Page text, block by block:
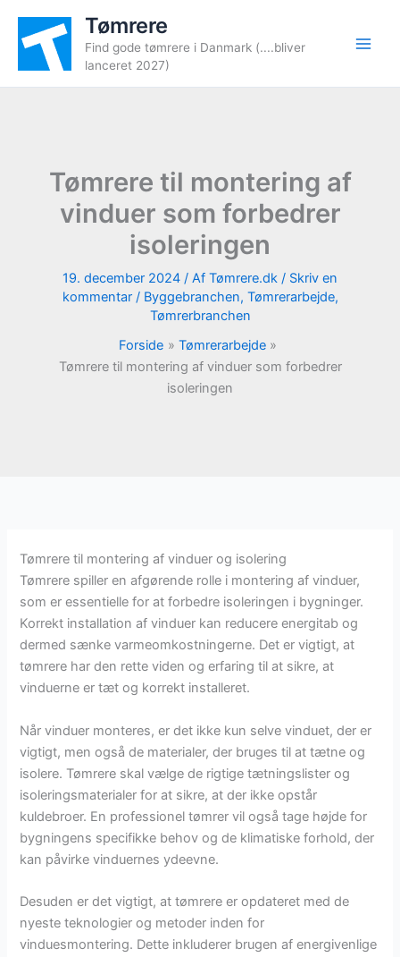
indholdet
Tømrere
Find gode tømrere i Danmark (....bliver
lanceret 2027)
Tømrere til montering af
vinduer som forbedrer
isoleringen
19. december 2024 / Af Tømrere.dk / Skriv en
kommentar / Byggebranchen, Tømrerarbejde,
Tømrerbranchen
Forside
Tømrerarbejde
Tømrere til montering af vinduer som forbedrer
isoleringen
Tømrere til montering af vinduer og isolering
Tømrere spiller en afgørende rolle i montering af vinduer,
som er essentielle for at forbedre isoleringen i bygninger.
Korrekt installation af vinduer kan reducere energitab og
dermed sænke varmeomkostningerne. Det er vigtigt, at
tømrere har den rette viden og erfaring til at sikre, at
vinduerne er tæt og korrekt installeret.
Når vinduer monteres, er det ikke kun selve vinduet, der er
vigtigt, men også de materialer, der bruges til at tætne og
isolere. Tømrere skal vælge de rigtige tætningslister og
isoleringsmaterialer for at sikre, at der ikke opstår
kuldebroer. En professionel tømrer vil også tage højde for
bygningens specifikke behov og de klimatiske forhold, der
kan påvirke vinduernes ydeevne.
Desuden er det vigtigt, at tømrere er opdateret med de
nyeste teknologier og metoder inden for
vinduesmontering. Dette inkluderer brugen af energivenlige